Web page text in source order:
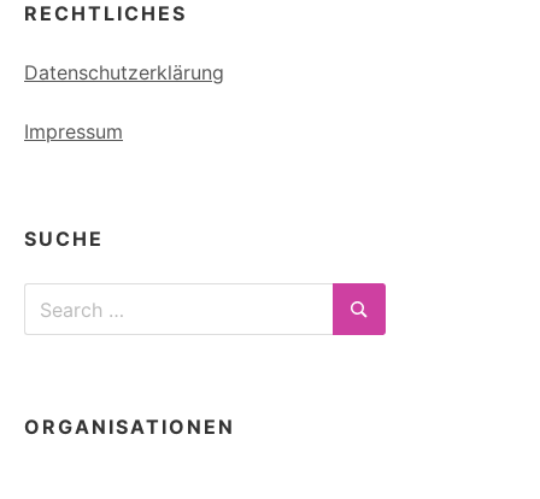
RECHTLICHES
Datenschutzerklärung
Impressum
SUCHE
Search
for:
Search
ORGANISATIONEN